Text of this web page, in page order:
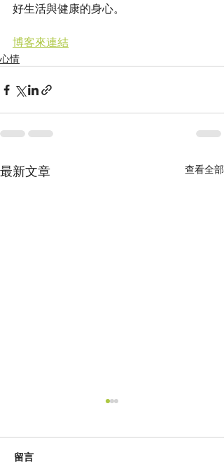
好生活與健康的身心。
博客來連結
心情
最新文章 查看全部
留言